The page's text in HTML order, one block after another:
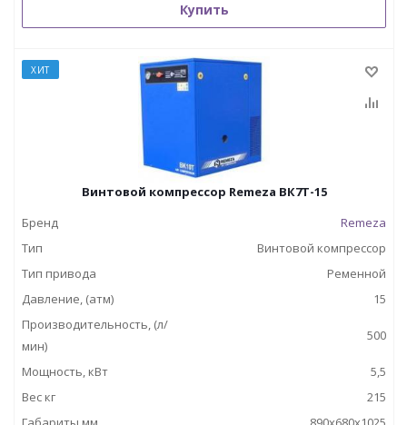
Купить
ХИТ
Винтовой компрессор Remeza ВК7Т-15
Бренд
Remeza
Тип
Винтовой компрессор
Тип привода
Ременной
Давление, (атм)
15
Производительность, (л/
мин)
500
Мощность, кВт
5,5
Вес кг
215